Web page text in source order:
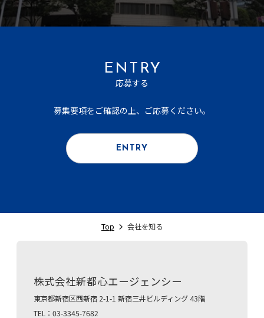
ENTRY
応募する
募集要項をご確認の上、ご応募ください。
ENTRY
Top 会社を知る
株式会社新都心エージェンシー
東京都新宿区西新宿 2-1-1 新宿三井ビルディング 43階
TEL：03-3345-7682